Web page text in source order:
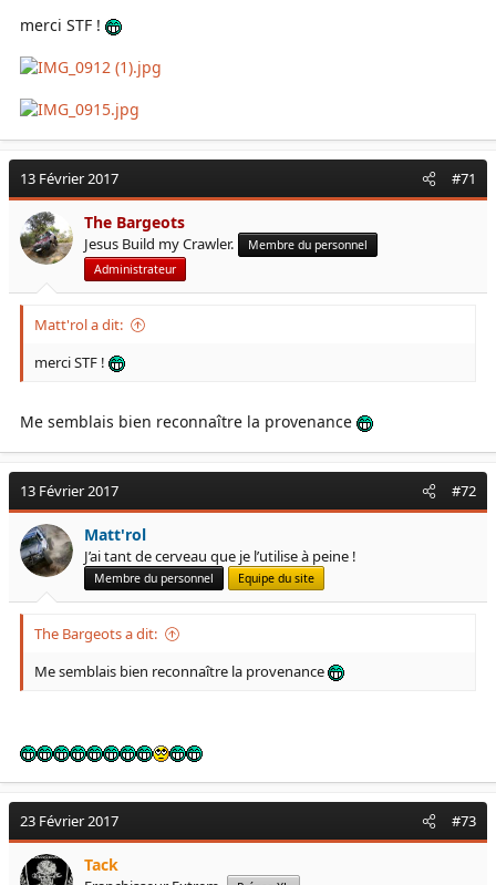
merci STF !
13 Février 2017 #71
The Bargeots
Jesus Build my Crawler.
Membre du personnel
Administrateur
Matt'rol a dit:
merci STF !
Me semblais bien reconnaître la provenance
13 Février 2017 #72
Matt'rol
J’ai tant de cerveau que je l’utilise à peine !
Membre du personnel Equipe du site
The Bargeots a dit:
Me semblais bien reconnaître la provenance
23 Février 2017 #73
Tack